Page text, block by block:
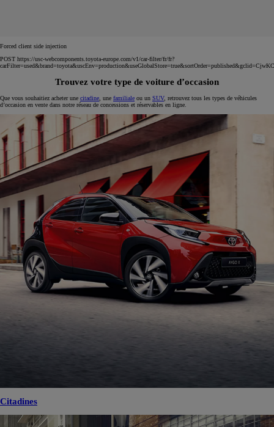
Forced client side injection
POST https://usc-webcomponents.toyota-europe.com/v1/car-filter/fr/fr?
Trouvez votre type de voiture d’occasion
Que vous souhaitiez acheter une citadine , une familiale ou un SUV, retrouvez tous les types de véhicules
d’occasion en vente dans notre réseau de concessions et réservables en ligne.
Citadines